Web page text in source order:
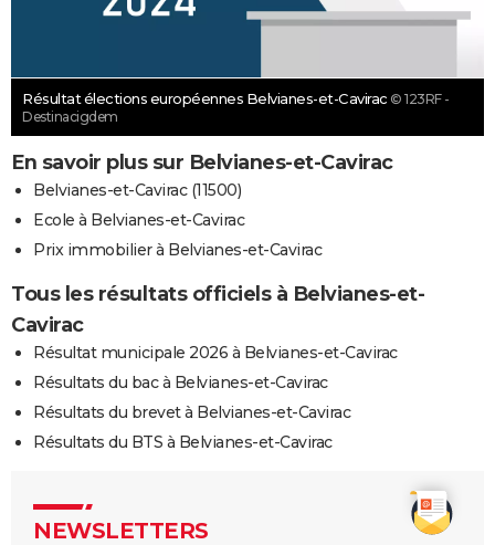
Résultat élections européennes Belvianes-et-Cavirac © 123RF -
Destinacigdem
En savoir plus sur Belvianes-et-Cavirac
Belvianes-et-Cavirac (11500)
Ecole à Belvianes-et-Cavirac
Prix immobilier à Belvianes-et-Cavirac
Tous les résultats officiels à Belvianes-et-
Cavirac
Résultat municipale 2026 à Belvianes-et-Cavirac
Résultats du bac à Belvianes-et-Cavirac
Résultats du brevet à Belvianes-et-Cavirac
Résultats du BTS à Belvianes-et-Cavirac
NEWSLETTERS